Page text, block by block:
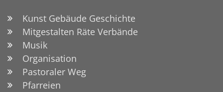
Kunst Gebäude Geschichte
Mitgestalten Räte Verbände
Musik
Organisation
Pastoraler Weg
Pfarreien